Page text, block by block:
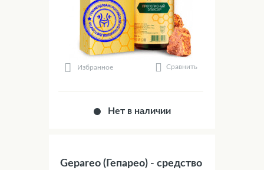
Избранное Сравнить
Нет в наличии
Gepareo (Гепарео) - средство